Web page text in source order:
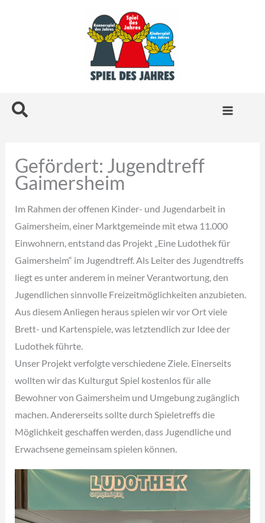
Suchen
Gefördert: Jugendtreff
Gaimersheim
Im Rahmen der offenen Kinder- und Jugendarbeit in
Gaimersheim, einer Marktgemeinde mit etwa 11.000
Einwohnern, entstand das Projekt „Eine Ludothek für
Gaimersheim“ im Jugendtreff. Als Leiter des Jugendtreffs
liegt es unter anderem in meiner Verantwortung, den
Jugendlichen sinnvolle Freizeitmöglichkeiten anzubieten.
Aus diesem Anliegen heraus spielen wir vor Ort viele
Brett- und Kartenspiele, was letztendlich zur Idee der
Ludothek führte.
Unser Projekt verfolgte verschiedene Ziele. Einerseits
wollten wir das Kulturgut Spiel kostenlos für alle
Bewohner von Gaimersheim und Umgebung zugänglich
machen. Andererseits sollte durch Spieletreffs die
Möglichkeit geschaffen werden, dass Jugendliche und
Erwachsene gemeinsam spielen können.